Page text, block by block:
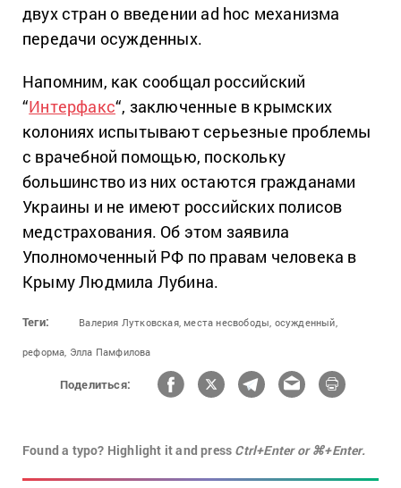
двух стран о введении ad hoc механизма
передачи осужденных.
Напомним, как сообщал российский
“Интерфакс“, заключенные в крымских
колониях испытывают серьезные проблемы
с врачебной помощью, поскольку
большинство из них остаются гражданами
Украины и не имеют российских полисов
медстрахования. Об этом заявила
Уполномоченный РФ по правам человека в
Крыму Людмила Лубина.
Теги: Валерия Лутковская, места несвободы, осужденный,
реформа, Элла Памфилова
Поделиться:
Found a typo? Highlight it and press Ctrl+Enter or ⌘+Enter.